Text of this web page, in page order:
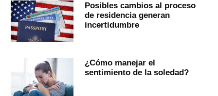
Posibles cambios al proceso
de residencia generan
incertidumbre
¿Cómo manejar el
sentimiento de la soledad?